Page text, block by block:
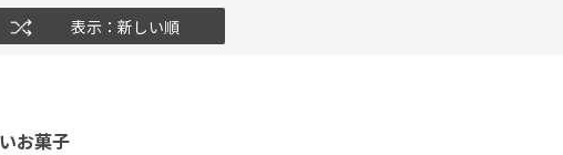
表示：新しい順
お菓子